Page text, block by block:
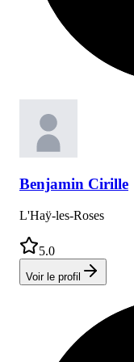
Benjamin Cirille
L'Haÿ-les-Roses
5.0
Voir le profil